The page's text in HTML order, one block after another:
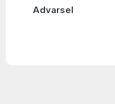
Advarsel